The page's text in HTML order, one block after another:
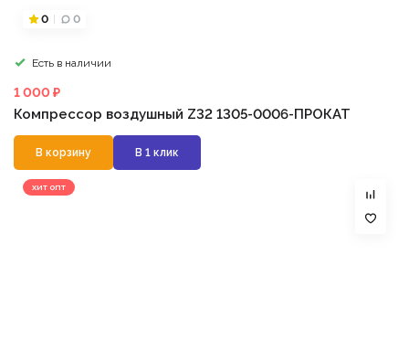
0 0
Есть в наличии
1 000 ₽
Компрессор воздушный Z32 1305-0006-ПРОКАТ
В корзину В 1 клик
ХИТ ОПТ